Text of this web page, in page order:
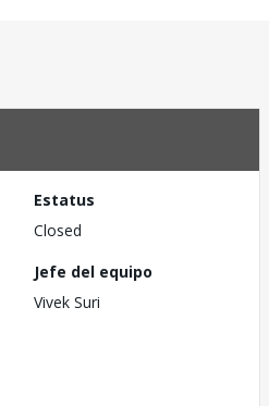
Estatus
Closed
Jefe del equipo
Vivek Suri